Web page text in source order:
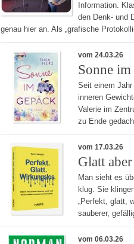
Information.
den Denk- und
genau hier an. Als „grafische
vom 24.03.26
Sonne
Seit einem
inneren
Valerie im
zu Ende
vom 17.03.26
Glatt
Man sieht es
klug. Sie
„Perfekt, glatt,
sauberer,
vom 06.03.26